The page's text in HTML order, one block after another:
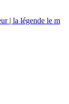
| la légende le m